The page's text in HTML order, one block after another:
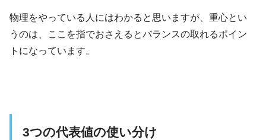
物理をやっている人にはわかると思いますが、重心とい
うのは、ここを指でおさえるとバランスの取れるポイン
トになっています。
3つの代表値の使い分け